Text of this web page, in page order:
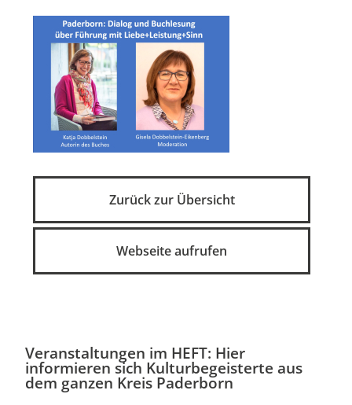
Zurück zur Übersicht
Webseite aufrufen
Veranstaltungen im HEFT: Hier
informieren sich Kulturbegeisterte aus
dem ganzen Kreis Paderborn